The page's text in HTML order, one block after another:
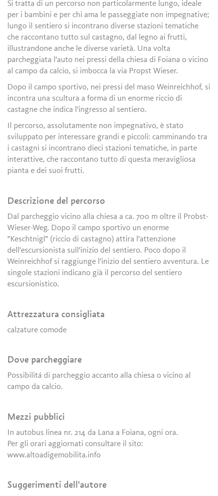
Si tratta di un percorso non particolarmente lungo, ideale
per i bambini e per chi ama le passeggiate non impegnative;
lungo il sentiero si incontrano diverse stazioni tematiche
che raccontano tutto sul castagno, dal legno ai frutti,
illustrandone anche le diverse varietà. Una volta
parcheggiata l'auto nei pressi della chiesa di Foiana o vicino
al campo da calcio, si imbocca la via Propst Wieser.
Dopo il campo sportivo, nei pressi del maso Weinreichhof, si
incontra una scultura a forma di un enorme riccio di
castagne che indica l'ingresso al sentiero.
Il percorso, assolutamente non impegnativo, è stato
sviluppato per interessare grandi e piccoli: camminando tra
i castagni si incontrano dieci stazioni tematiche, in parte
interattive, che raccontano tutto di questa meravigliosa
pianta e dei suoi frutti.
Descrizione del percorso
Dal parcheggio vicino alla chiesa a ca. 700 m oltre il Probst-
Wieser-Weg. Dopo il campo sportivo un enorme
"Keschtnigl" (riccio di castagno) attira l'attenzione
dell'escursionista sull'inizio del sentiero. Poco dopo il
Weinreichhof si raggiunge l'inizio del sentiero avventura. Le
singole stazioni indicano già il percorso del sentiero
escursionistico.
Attrezzatura consigliata
calzature comode
Dove parcheggiare
Possibilitá di parcheggio accanto alla chiesa o vicino al
campo da calcio.
Mezzi pubblici
In autobus linea nr. 214 da Lana a Foiana, ogni ora.
Per gli orari aggiornati consultare il sito:
www.altoadigemobilita.info
Suggerimenti dell'autore